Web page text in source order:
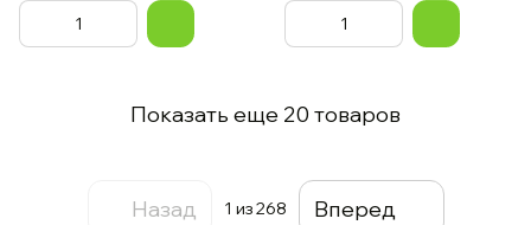
Показать еще 20 товаров
Назад 1 из 268 Вперед